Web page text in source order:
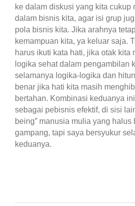
ke dalam diskusi yang kita cukup
dalam bisnis kita, agar isi grup
pola bisnis kita. Jika arahnya
kemampuan kita, ya keluar saja.
harus ikuti kata hati, jika otak kita
logika sehat dalam pengambilan
selamanya logika-logika dan
benar jika hati kita masih
bertahan. Kombinasi keduanya
sebagai pebisnis efektif, di sisi
being” manusia mulia yang
gampang, tapi saya bersyukur
keduanya.